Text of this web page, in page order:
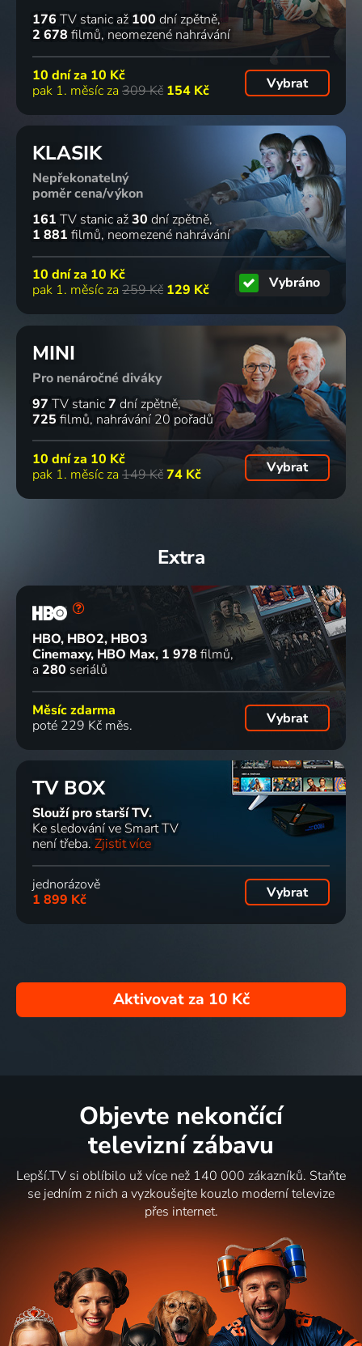
176 TV stanic až 100 dní zpětně
2 678 filmů neomezené nahrávání
10 dní za 10 Kč
pak 1. měsíc za 309 Kč 154 Kč Vybrat
KLASIK
Nepřekonatelný
poměr cena/výkon
161 TV stanic až30 dní zpětně
1 881 filmů neomezené nahrávání
10 dní za 10 Kč
pak 1. měsíc za 259 Kč 129 Kč Vybráno
MINI
Pro nenáročné diváky
97 TV stanic7 dní zpětně
725 filmů nahrávání 20 pořadů
10 dní za 10 Kč
pak 1. měsíc za 149 Kč74 Kč Vybrat
Extra
HBO, HBO2, HBO3
Cinemaxy, HBO Max 1 978 filmů
a 280 seriálů
Měsíc zdarma
poté 229 Kč měs.
Vybrat
TV BOX
Slouží pro starší TV.
Ke sledování ve Smart TV
není třeba. Zjistit více
jednorázově
1 899 Kč
Vybrat
Aktivovat za 10 Kč
Objevte nekončící
televizní zábavu
Lepší.TV si oblíbilo už více než 140 000 zákazníků. Staňte
se jedním z nich a vyzkoušejte kouzlo moderní televize
přes internet.